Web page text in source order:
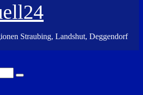
Straubing, Landshut, Deggendorf